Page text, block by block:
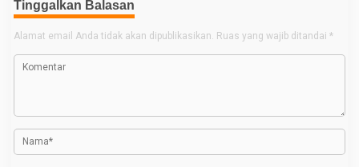
v
i
p
o
Tinggalkan Balasan
Alamat email Anda tidak akan dipublikasikan. Ruas yang wajib ditandai *